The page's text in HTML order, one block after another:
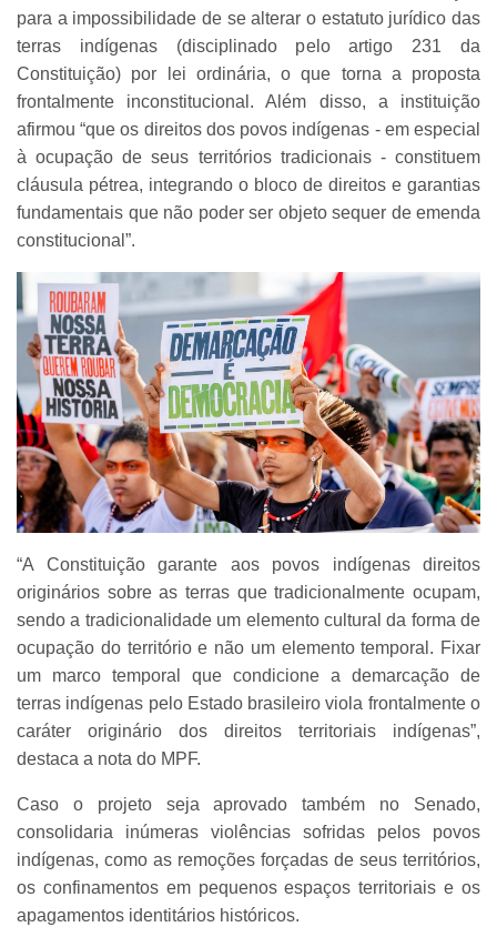
para a impossibilidade de se alterar o estatuto jurídico das
terras indígenas (disciplinado pelo artigo 231 da
Constituição) por lei ordinária, o que torna a proposta
frontalmente inconstitucional. Além disso, a instituição
afirmou “que os direitos dos povos indígenas - em especial
à ocupação de seus territórios tradicionais - constituem
cláusula pétrea, integrando o bloco de direitos e garantias
fundamentais que não poder ser objeto sequer de emenda
constitucional”.
“A Constituição garante aos povos indígenas direitos
originários sobre as terras que tradicionalmente ocupam,
sendo a tradicionalidade um elemento cultural da forma de
ocupação do território e não um elemento temporal. Fixar
um marco temporal que condicione a demarcação de
terras indígenas pelo Estado brasileiro viola frontalmente o
caráter originário dos direitos territoriais indígenas”,
destaca a nota do MPF.
Caso o projeto seja aprovado também no Senado,
consolidaria inúmeras violências sofridas pelos povos
indígenas, como as remoções forçadas de seus territórios,
os confinamentos em pequenos espaços territoriais e os
apagamentos identitários históricos.